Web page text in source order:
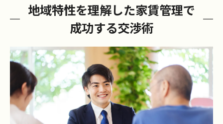
地域特性を理解した家賃管理で
成功する交渉術